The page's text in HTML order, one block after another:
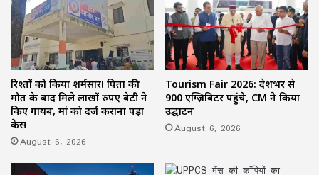
रिश्तों को किया शर्मसार! पिता की
मौत के बाद मिले लाखों रुपए बेटी ने
किए गायब, मां को दर्ज कराना पड़ा
केस
August 6, 2026
Tourism Fair 2026: देशभर से
900 एग्ज़िबिटर पहुंचे, CM ने किया
उद्घाटन
August 6, 2026